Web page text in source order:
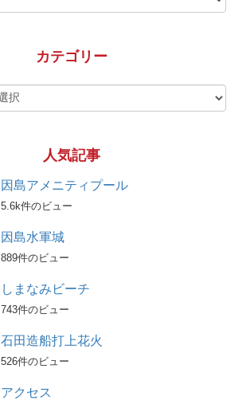
カテゴリー
人気記事
因島アメニティプール
5.6k件のビュー
因島水軍城
889件のビュー
しまなみビーチ
743件のビュー
石田造船打上花火
526件のビュー
アクセス